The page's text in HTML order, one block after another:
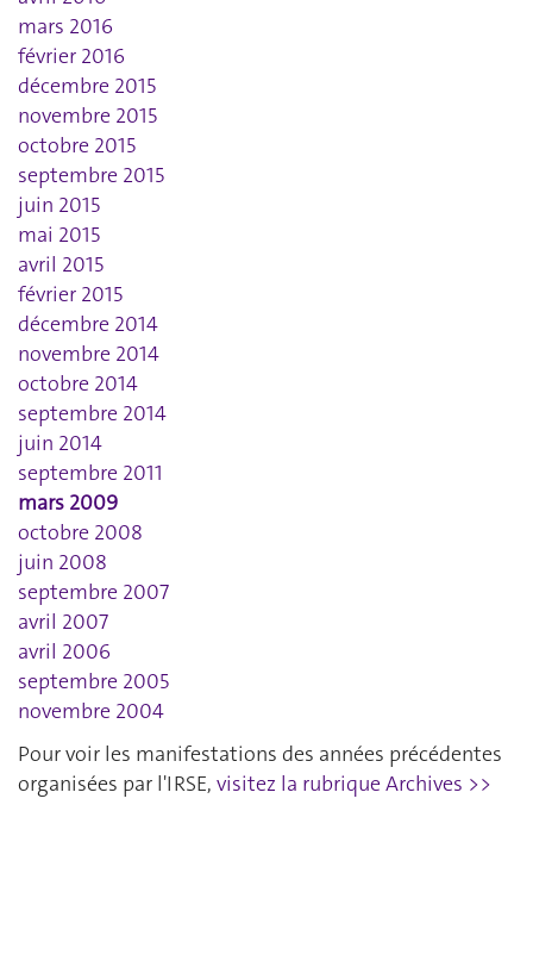
mars 2016
février 2016
décembre 2015
novembre 2015
octobre 2015
septembre 2015
juin 2015
mai 2015
avril 2015
février 2015
décembre 2014
novembre 2014
octobre 2014
septembre 2014
juin 2014
septembre 2011
mars 2009
octobre 2008
juin 2008
septembre 2007
avril 2007
avril 2006
septembre 2005
novembre 2004
Pour voir les manifestations des années précédentes
organisées par l'IRSE, visitez la rubrique Archives >>